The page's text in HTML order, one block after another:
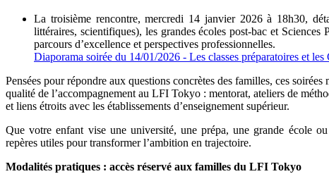
La troisième rencontre, mercredi 14 janvier 2026 à 18h30,
littéraires, scientifiques), les grandes écoles post-bac et Sciences
parcours d’excellence et perspectives professionnelles.
Diaporama soirée du 14/01/2026 - Les classes préparatoires et les
Pensées pour répondre aux questions concrètes des familles, ces
qualité de l’accompagnement au LFI Tokyo : mentorat, ateliers de
et liens étroits avec les établissements d’enseignement supérieur.
Que votre enfant vise une université, une prépa, une grande école
repères utiles pour transformer l’ambition en trajectoire.
Modalités pratiques : accès réservé aux familles du LFI Tokyo